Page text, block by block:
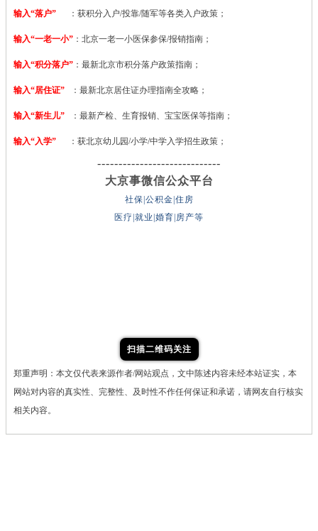
输入“落户” ：获积分入户/投靠/随军等各类入户政策；
输入“一老一小” ：北京一老一小医保参保/报销指南；
输入“积分落户” ：最新北京市积分落户政策指南；
输入“居住证” ：最新北京居住证办理指南全攻略；
输入“新生儿” ：最新产检、生育报销、宝宝医保等指南；
输入“入学” ：获北京幼儿园/小学/中学入学招生政策；
-----------------------------
大京事微信公众平台
社保|公积金|住房
医疗|就业|婚育|房产等
扫描二维码关注
郑重声明：本文仅代表来源作者/网站观点，文中陈述内容未经本站证实，本
网站对内容的真实性、完整性、及时性不作任何保证和承诺，请网友自行核实
相关内容。